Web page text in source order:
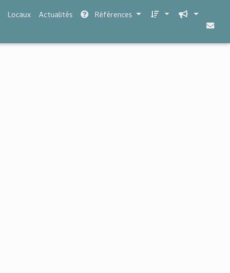
Locaux Actualités Références